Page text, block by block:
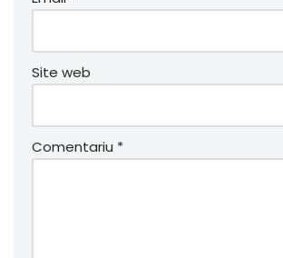
Site web
Comentariu *